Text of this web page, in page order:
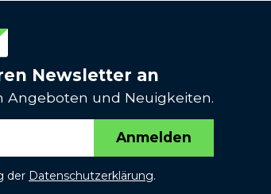
Newsletter an
Angeboten und Neuigkeiten.
Anmelden
der Datenschutzerklärung.